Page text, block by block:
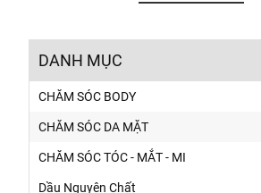
DANH MỤC
CHĂM SÓC BODY
CHĂM SÓC DA MẶT
CHĂM SÓC TÓC - MẮT - MI
Dầu Nguyên Chất